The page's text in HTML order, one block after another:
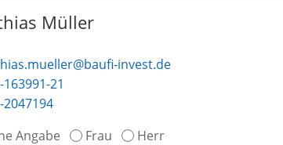
Müller
invest.de
21
2047194
Angabe
Frau Herr